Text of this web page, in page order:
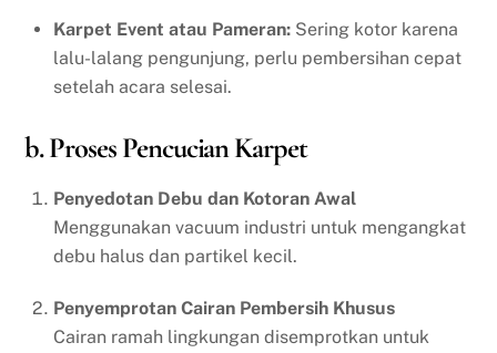
Karpet Event atau Pameran: Sering kotor karena
lalu-lalang pengunjung, perlu pembersihan cepat
setelah acara selesai.
b. Proses Pencucian Karpet
Penyedotan Debu dan Kotoran Awal
Menggunakan vacuum industri untuk mengangkat
debu halus dan partikel kecil.
Penyemprotan Cairan Pembersih Khusus
Cairan ramah lingkungan disemprotkan untuk